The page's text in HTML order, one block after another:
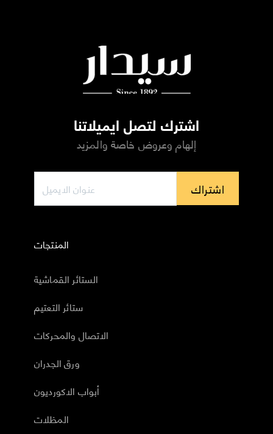
اشترك لتصل ايميلاتنا
إلهام وعروض خاصة والمزيد
اشتراك
المنتجات
الستائر القماشية
ستائر التعتيم
الاتصال والمحركات
ورق الجدران
أبواب الاكورديون
المظلات